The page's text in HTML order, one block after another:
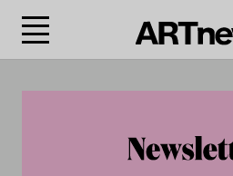
#ハロルド・
ト/Harold